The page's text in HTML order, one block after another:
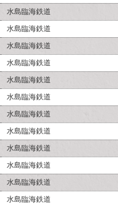
水島臨海鉄道
水島臨海鉄道
水島臨海鉄道
水島臨海鉄道
水島臨海鉄道
水島臨海鉄道
水島臨海鉄道
水島臨海鉄道
水島臨海鉄道
水島臨海鉄道
水島臨海鉄道
水島臨海鉄道